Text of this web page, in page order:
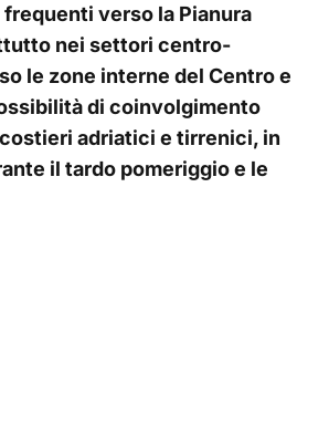
verso la Pianura
nei settori centro-
le zone interne del Centro e
di coinvolgimento
adriatici e tirrenici, in
il tardo pomeriggio e le